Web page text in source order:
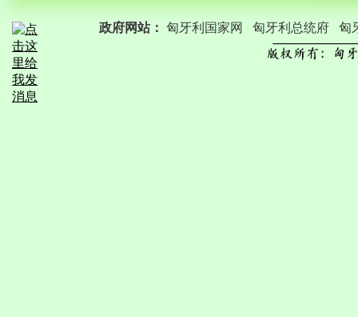
利
政府网站： 匈牙利国家网 匈牙利总统府 匈